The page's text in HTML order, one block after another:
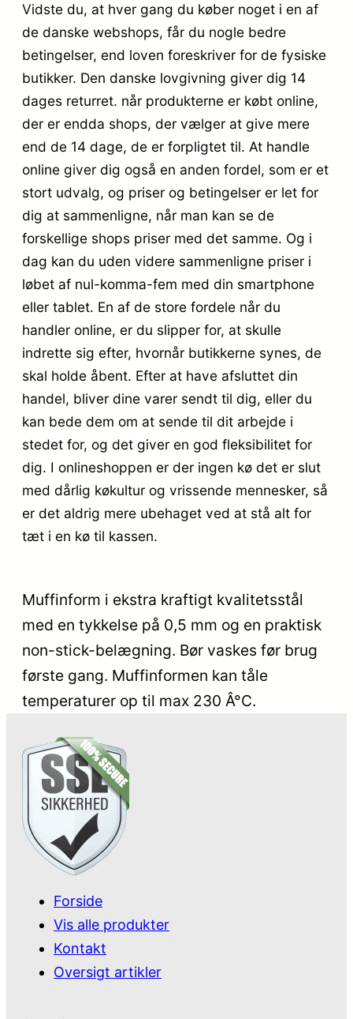
Vidste du, at hver gang du køber noget i en af
de danske webshops, får du nogle bedre
betingelser, end loven foreskriver for de fysiske
butikker. Den danske lovgivning giver dig 14
dages returret. når produkterne er købt online,
der er endda shops, der vælger at give mere
end de 14 dage, de er forpligtet til. At handle
online giver dig også en anden fordel, som er et
stort udvalg, og priser og betingelser er let for
dig at sammenligne, når man kan se de
forskellige shops priser med det samme. Og i
dag kan du uden videre sammenligne priser i
løbet af nul-komma-fem med din smartphone
eller tablet. En af de store fordele når du
handler online, er du slipper for, at skulle
indrette sig efter, hvornår butikkerne synes, de
skal holde åbent. Efter at have afsluttet din
handel, bliver dine varer sendt til dig, eller du
kan bede dem om at sende til dit arbejde i
stedet for, og det giver en god fleksibilitet for
dig. I onlineshoppen er der ingen kø det er slut
med dårlig køkultur og vrissende mennesker, så
er det aldrig mere ubehaget ved at stå alt for
tæt i en kø til kassen.
Muffinform i ekstra kraftigt kvalitetsstål
med en tykkelse på 0,5 mm og en praktisk
non-stick-belægning. Bør vaskes før brug
første gang. Muffinformen kan tåle
temperaturer op til max 230 Â°C.
Forside
Vis alle produkter
Kontakt
Oversigt artikler